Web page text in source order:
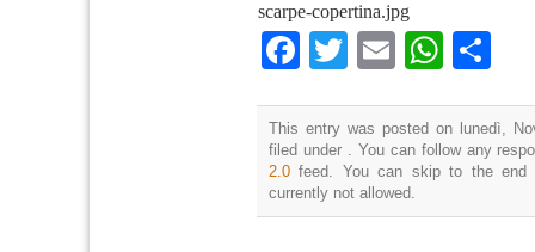
scarpe-copertina.jpg
Facebook
TwitterEmail
This entry was posted on lunedì,
filed under . You can follow any
2.0 feed. You can skip to the end
currently not allowed.